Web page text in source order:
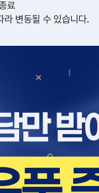
료
변동될 수 있습니다.